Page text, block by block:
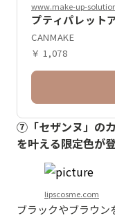
www.make-up-
プティパレット
CANMAKE
￥ 1,078
⑦「セザンヌ」の
を叶える限定色が
lipscosme.com
ブラックやブラウ